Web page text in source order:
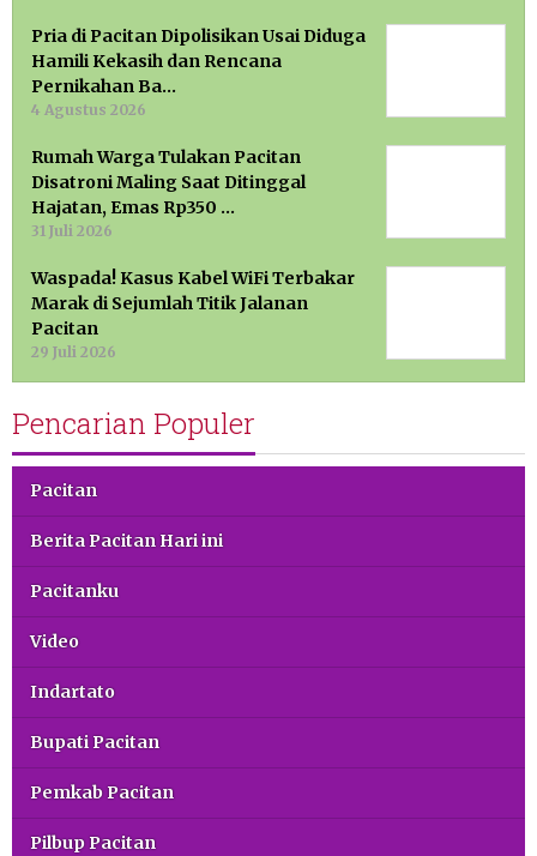
Pria di Pacitan Dipolisikan Usai Diduga
Hamili Kekasih dan Rencana
Pernikahan Ba…
4 Agustus 2026
Rumah Warga Tulakan Pacitan
Disatroni Maling Saat Ditinggal
Hajatan, Emas Rp350 …
31 Juli 2026
Waspada! Kasus Kabel WiFi Terbakar
Marak di Sejumlah Titik Jalanan
Pacitan
29 Juli 2026
Pencarian Populer
Pacitan
Berita Pacitan Hari ini
Pacitanku
Video
Indartato
Bupati Pacitan
Pemkab Pacitan
Pilbup Pacitan